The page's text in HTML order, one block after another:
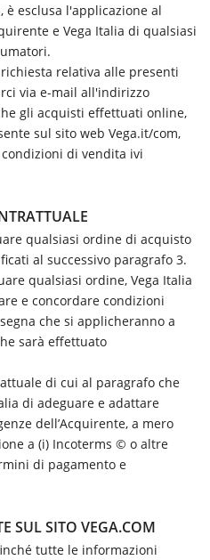
è esclusa l'applicazione al
e Vega Italia di qualsiasi
relativa alle presenti
via e-mail all'indirizzo
gli acquisti effettuati online,
sul sito web Vega.it/com,
di vendita ivi
qualsiasi ordine di acquisto
al successivo paragrafo 3.
qualsiasi ordine, Vega Italia
e concordare condizioni
che si applicheranno a
sarà effettuato
di cui al paragrafo che
di adeguare e adattare
dell’Acquirente, a mero
a (i) Incoterms © o altre
di pagamento e
SUL SITO VEGA.COM
tutte le informazioni